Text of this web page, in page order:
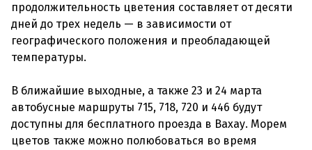
продолжительность цветения составляет от десяти
дней до трех недель — в зависимости от
географического положения и преобладающей
температуры.
В ближайшие выходные, а также 23 и 24 марта
автобусные маршруты 715, 718, 720 и 446 будут
доступны для бесплатного проезда в Вахау. Морем
цветов также можно полюбоваться во время